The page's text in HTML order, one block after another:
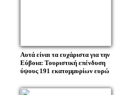
Αυτά είναι τα ευχάριστα για την
Εύβοια: Τουριστική επένδυση
ύψους 191 εκατομμυρίων ευρώ